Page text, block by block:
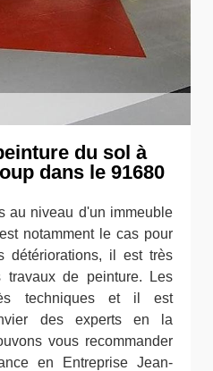
du sol à
dans le 91680
au niveau d'un immeuble
notamment le cas pour
détériorations, il est très
travaux de peinture. Les
techniques et il est
des experts en la
vous recommander
en Entreprise Jean-